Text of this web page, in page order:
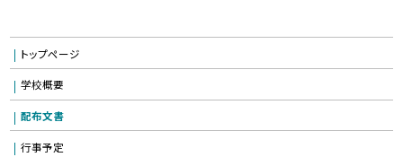
トップページ
学校概要
配布文書
行事予定